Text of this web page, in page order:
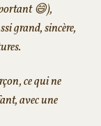
😄),
grand, sincère,
ce qui ne
avec une